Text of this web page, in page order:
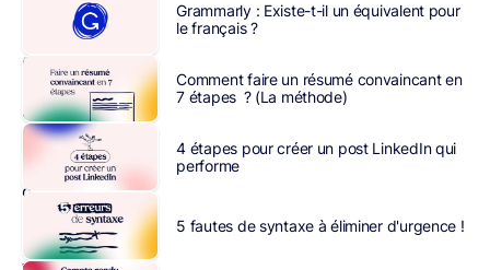
ce
que
cela
vous
est
déjà
arrivé
?
Grammarly : Existe-t-il un équivalent pour
le français ?
Comment faire un résumé convaincant en
7 étapes ? (La méthode)
4 étapes pour créer un post LinkedIn qui
performe
5 fautes de syntaxe à éliminer d'urgence !